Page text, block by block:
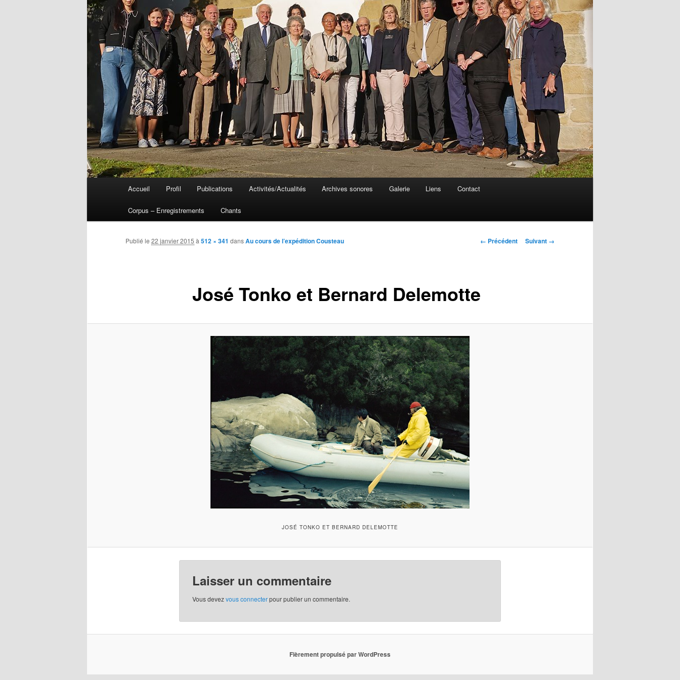
Aller
au
contenu
Accueil Profil Publications Activités/Actualités Archives sonores Galerie Liens Contact
Corpus – Enregistrements Chants
Navigation
← Précédent Suivant →
José Tonko et Bernard Delemotte
Publié le 22 janvier 2015 à512 × 341 dansAu cours de l’expédition Cousteau
JOSÉ TONKO ET BERNARD DELEMOTTE
Laisser un commentaire
Vous devezvous connecterpour publier un commentaire.
Fièrement propulsé par WordPress